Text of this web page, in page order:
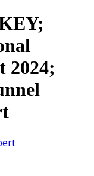
2024;